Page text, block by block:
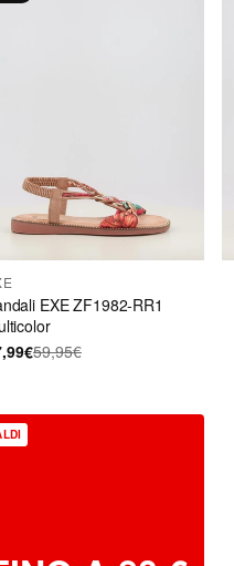
EXE ZF1982-RR1
59,95€